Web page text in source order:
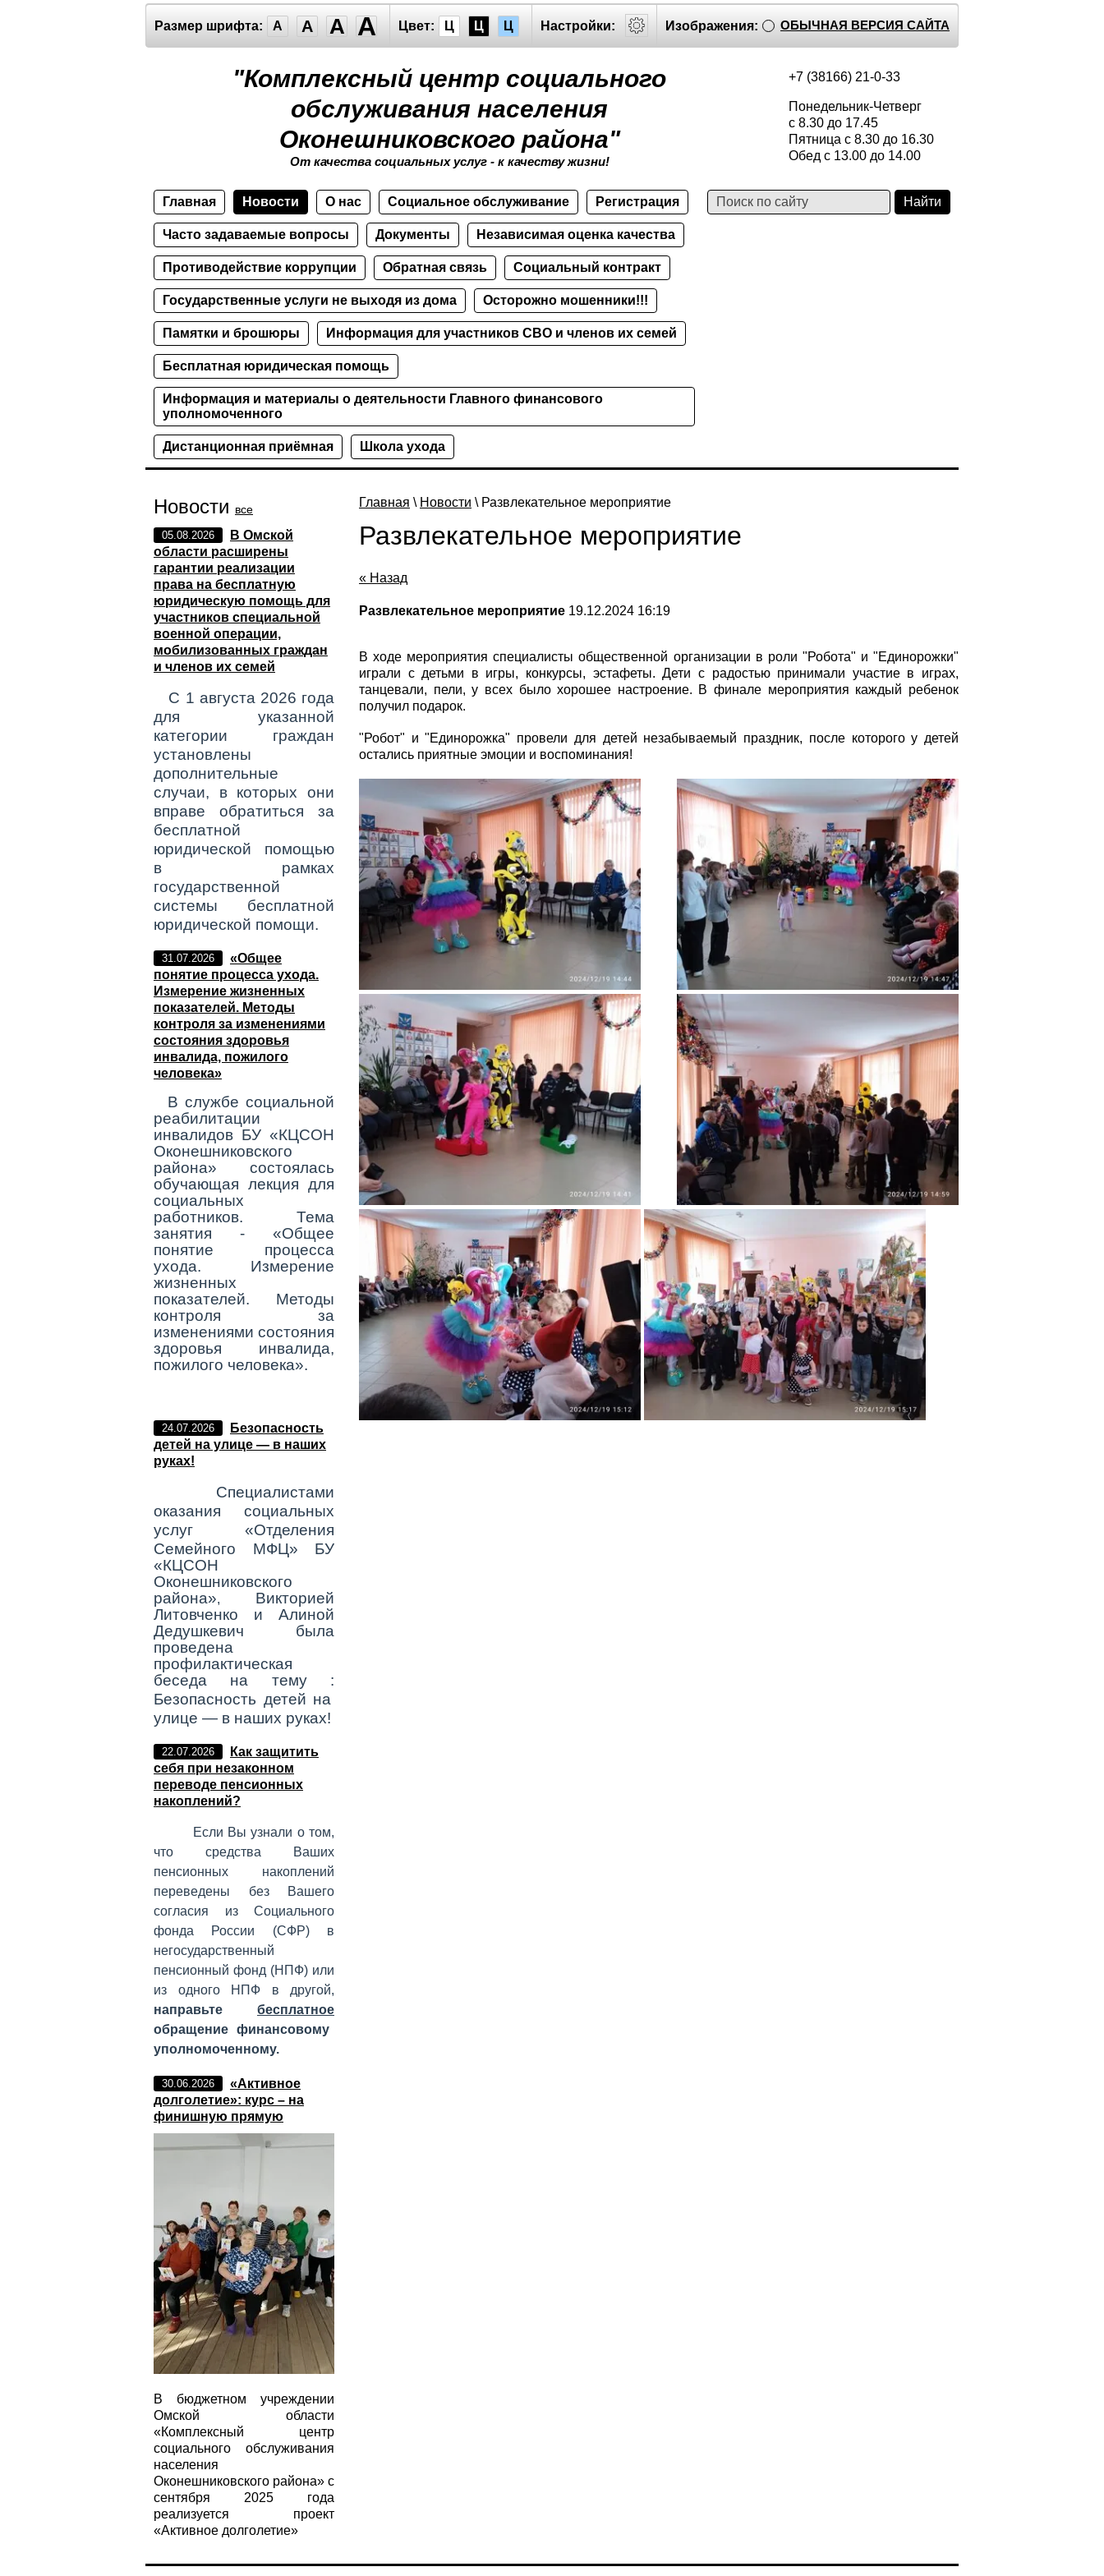
Размер шрифта: A A A A Цвет: Ц Ц Ц Настройки: Изображения: ОБЫЧНАЯ ВЕРСИЯ САЙТА
"Комплексный центр социального
обслуживания населения
Оконешниковского района"
От качества социальных услуг - к качеству жизни!
+7 (38166) 21-0-33
Понедельник-Четверг
с 8.30 до 17.45
Пятница с 8.30 до 16.30
Обед с 13.00 до 14.00
Главная Новости О нас Социальное обслуживание Регистрация
Часто задаваемые вопросы Документы Независимая оценка качества
Противодействие коррупции Обратная связь Социальный контракт
Государственные услуги не выходя из дома Осторожно мошенники!!!
Памятки и брошюры Информация для участников СВО и членов их семей
Бесплатная юридическая помощь
Информация и материалы о деятельности Главного финансового
уполномоченного
Дистанционная приёмная Школа ухода
Главная \ Новости \ Развлекательное мероприятие
Развлекательное мероприятие
« Назад
Развлекательное мероприятие 19.12.2024 16:19
В ходе мероприятия специалисты общественной организации в роли "Робота" и "Единорожки"
играли с детьми в игры, конкурсы, эстафеты. Дети с радостью принимали участие в играх,
танцевали, пели, у всех было хорошее настроение. В финале мероприятия каждый ребенок
получил подарок.
"Робот" и "Единорожка" провели для детей незабываемый праздник, после которого у детей
остались приятные эмоции и воспоминания!
Новости все
05.08.2026
В Омской
области расширены
гарантии реализации
права на бесплатную
юридическую помощь для
участников специальной
военной операции,
мобилизованных граждан
и членов их семей
С 1 августа 2026 года
для указанной
категории граждан
установлены
дополнительные
случаи, в которых они
вправе обратиться за
бесплатной
юридической помощью
в рамках
государственной
системы бесплатной
юридической помощи.
31.07.2026
«Общее
понятие процесса ухода.
Измерение жизненных
показателей. Методы
контроля за изменениями
состояния здоровья
инвалида, пожилого
человека»
В службе социальной
реабилитации
инвалидов БУ «КЦСОН
Оконешниковского
района» состоялась
обучающая лекция для
социальных
работников. Тема
занятия - «Общее
понятие процесса
ухода. Измерение
жизненных
показателей. Методы
контроля за
изменениями состояния
здоровья инвалида,
пожилого человека».
24.07.2026
Безопасность
детей на улице — в наших
руках!
Специалистами
оказания социальных
услуг «Отделения
Семейного МФЦ» БУ
«КЦСОН
Оконешниковского
района»,
Викторией
Литовченко и Алиной
Дедушкевич была
проведена
профилактическая
беседа на тему :
Безопасность детей на
улице — в наших руках!
22.07.2026
Как защитить
себя при незаконном
переводе пенсионных
накоплений?
Если Вы узнали о том,
что средства Ваших
пенсионных накоплений
переведены без Вашего
согласия из Социального
фонда России (СФР) в
негосударственный
пенсионный фонд (НПФ) или
из одного НПФ в другой,
направьте бесплатное
обращение финансовому
уполномоченному.
30.06.2026
«Активное
долголетие»: курс – на
финишную прямую
В бюджетном учреждении
Омской области
«Комплексный центр
социального обслуживания
населения
Оконешниковского района» с
сентября 2025 года
реализуется проект
«Активное долголетие»